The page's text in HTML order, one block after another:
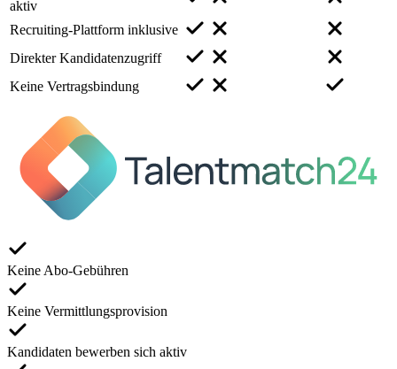
aktiv
Recruiting-Plattform inklusive
Direkter Kandidatenzugriff
Keine Vertragsbindung
Keine Abo-Gebühren
Keine Vermittlungsprovision
Kandidaten bewerben sich aktiv